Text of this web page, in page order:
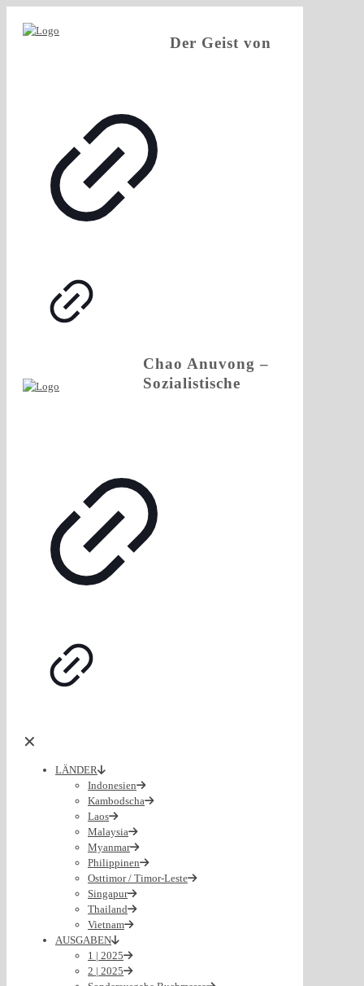
✕
LÄNDER
Indonesien
Kambodscha
Laos
Malaysia
Myanmar
Philippinen
Osttimor / Timor-Leste
Singapur
Thailand
Vietnam
AUSGABEN
1 | 2025
2 | 2025
Der Geist von
Chao Anuvong –
Sozialistische